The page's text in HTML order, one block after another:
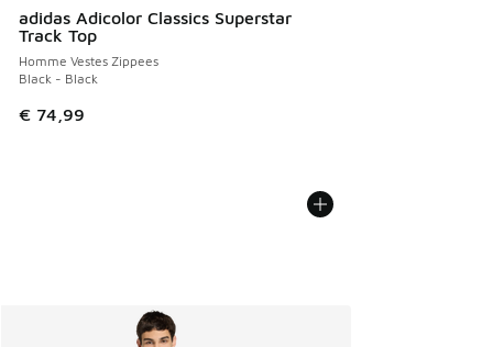
adidas Adicolor Classics Superstar
Track Top
Homme Vestes Zippees
Black - Black
€ 74,99